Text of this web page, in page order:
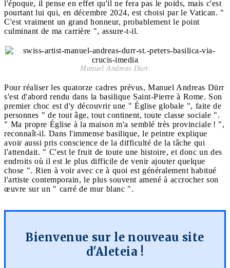
l'époque, il pense en effet qu'il ne fera pas le poids, mais c'est
pourtant lui qui, en décembre 2024, est choisi par le Vatican. "
C'est vraiment un grand honneur, probablement le point
culminant de ma carrière ", assure-t-il.
Manuel Andreas Dürr.
Pour réaliser les quatorze cadres prévus, Manuel Andreas Dürr
s'est d'abord rendu dans la basilique Saint-Pierre à Rome. Son
premier choc est d'y découvrir une " Église globale ", faite de
personnes " de tout âge, tout continent, toute classe sociale ".
" Ma propre Église à la maison m'a semblé très provinciale ! ",
reconnaît-il. Dans l'immense basilique, le peintre explique
avoir aussi pris conscience de la difficulté de la tâche qui
l'attendait. " C'est le fruit de toute une histoire, et donc un des
endroits où il est le plus difficile de venir ajouter quelque
chose ". Rien à voir avec ce à quoi est généralement habitué
l'artiste contemporain, le plus souvent amené à accrocher son
œuvre sur un " carré de mur blanc ".
Bienvenue sur le nouveau site
d'Aleteia !